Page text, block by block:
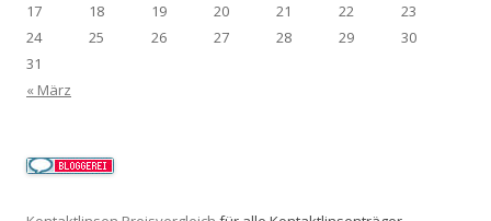
17
18 19 20 21 22
23
24
25 26 27 28 29
30
31
« März